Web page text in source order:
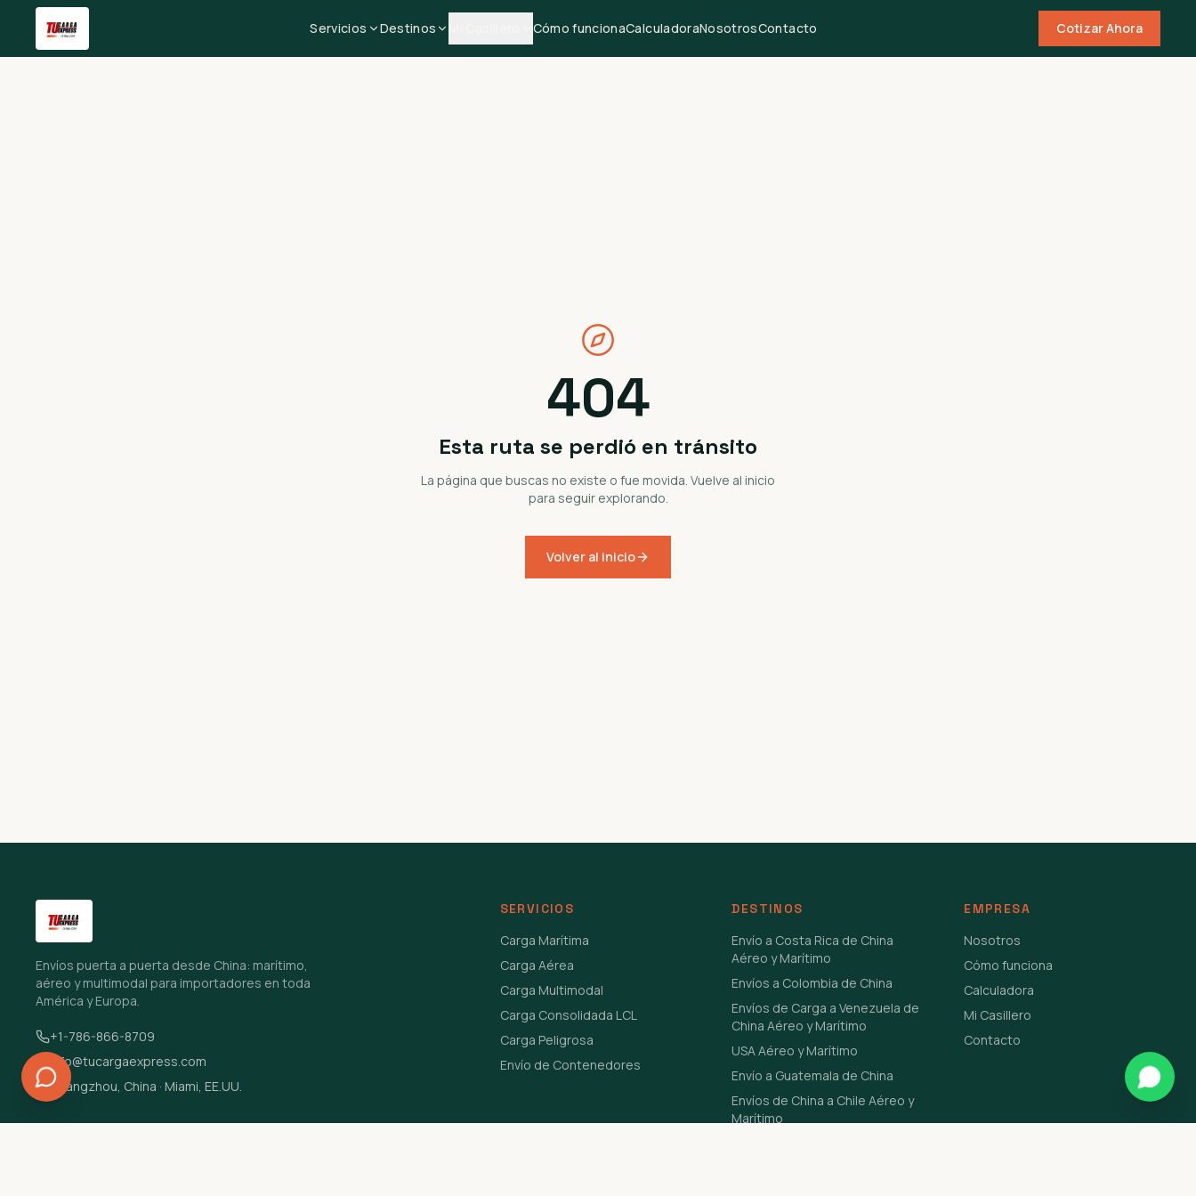
Servicios Destinos Cómo funcionaCalculadoraNosotrosContacto Cotizar Ahora
404
Esta ruta se perdió en tránsito
La página que buscas no existe o fue movida. Vuelve al inicio
para seguir explorando.
Volver al inicio
Envíos puerta a puerta desde China: marítimo,
aéreo y multimodal para importadores en toda
América y Europa.
+1-786-866-8709
info@tucargaexpress.com
Guangzhou, China · Miami, EE.UU.
SERVICIOS
Carga Marítima
Carga Aérea
Carga Multimodal
Carga Consolidada LCL
Carga Peligrosa
Envío de Contenedores
DESTINOS
Envío a Costa Rica de China
Aéreo y Marítimo
Envíos a Colombia de China
Envíos de Carga a Venezuela de
China Aéreo y Marítimo
USA Aéreo y Marítimo
Envío a Guatemala de China
Envíos de China a Chile Aéreo y
Marítimo
EMPRESA
Nosotros
Cómo funciona
Calculadora
Mi Casillero
Contacto